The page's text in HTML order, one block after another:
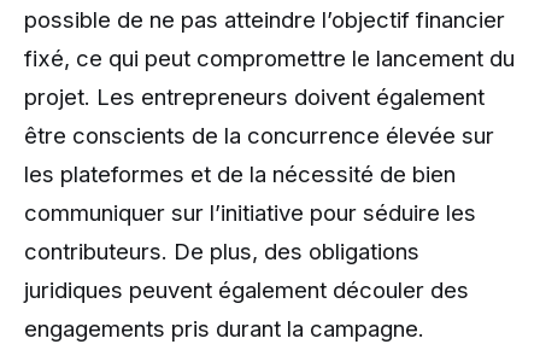
possible de ne pas atteindre l’objectif financier
fixé, ce qui peut compromettre le lancement du
projet. Les entrepreneurs doivent également
être conscients de la concurrence élevée sur
les plateformes et de la nécessité de bien
communiquer sur l’initiative pour séduire les
contributeurs. De plus, des obligations
juridiques peuvent également découler des
engagements pris durant la campagne.